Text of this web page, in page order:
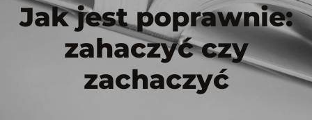
Jak jest poprawnie:
zahaczyć czy
zachaczyć